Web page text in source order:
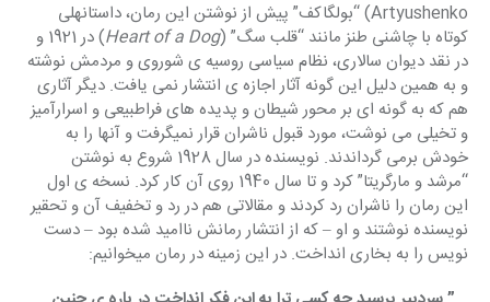
Artyushenko) “بولگاکف” پیش از نوشتن این رمان، داستانهلی
کوتاه با چاشنی طنز مانند “قلب سگ” (Heart of a Dog
) در 1921 و
در نقد دیوان سالاری، نظام سیاسی روسیه ی شوروی و مردمش نوشته
و به همین دلیل این گونه آثار اجازه ی انتشار نمی یافت. دیگر آثاری
هم که به گونه ای بر محور شیطان و پدیده های فراطبیعی و اسرارآمیز
و تخیلی می نوشت، مورد قبول ناشران قرار نمیگرفت و آنها را به
خودش برمی گرداندند. نویسنده در سال 1928 شروع به نوشتن
“مرشد و مارگریتا” کرد و تا سال 1940 روی آن کار کرد. نسخه ی اول
این رمان را ناشران رد کردند و مقالاتی هم در رد و تخفیف آن و تحقیر
نویسنده نوشتند و او – که از انتشار رمانش ناامید شده بود – دست
نویس را به بخاری انداخت. در این زمینه در رمان میخوانیم: